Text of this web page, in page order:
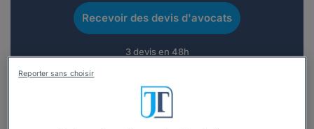
Recevoir des devis d'avocats
3 devis en 48h
Reporter sans choisir